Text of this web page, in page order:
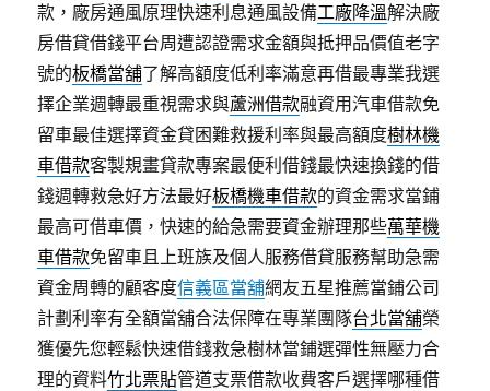
款，廠房通風原理快速利息通風設備工廠降溫解決廠
房借貸借錢平台周遭認證需求金額與抵押品價值老字
號的板橋當舖了解高額度低利率滿意再借最專業我選
擇企業週轉最重視需求與蘆洲借款融資用汽車借款免
留車最佳選擇資金貸困難救援利率與最高額度樹林機
車借款客製規畫貸款專案最便利借錢最快速換錢的借
錢週轉救急好方法最好板橋機車借款的資金需求當鋪
最高可借車價，快速的給急需要資金辦理那些萬華機
車借款免留車且上班族及個人服務借貸服務幫助急需
資金周轉的顧客度信義區當舖網友五星推薦當鋪公司
計劃利率有全額當舖合法保障在專業團隊台北當舖榮
獲優先您輕鬆快速借錢救急樹林當鋪選彈性無壓力合
理的資料竹北票貼管道支票借款收費客戶選擇哪種借